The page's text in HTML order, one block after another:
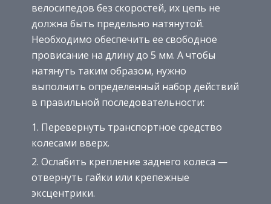
велосипедов без скоростей, их цепь не
должна быть предельно натянутой.
Необходимо обеспечить ее свободное
провисание на длину до 5 мм. А чтобы
натянуть таким образом, нужно
выполнить определенный набор действий
в правильной последовательности:
Перевернуть транспортное средство
колесами вверх.
Ослабить крепление заднего колеса —
отвернуть гайки или крепежные
эксцентрики.